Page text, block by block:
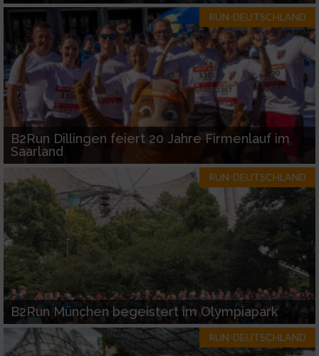
RUN-DEUTSCHLAND
B2Run Dillingen feiert 20 Jahre Firmenlauf im
Saarland
RUN-DEUTSCHLAND
B2Run München begeistert im Olympiapark
RUN-DEUTSCHLAND